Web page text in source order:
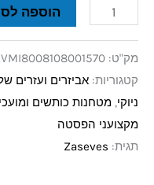
הוספה
מק"ט:
קטגוריות: אביזרים ועזרים
ניוקי, מטחנות כותשים
מקצועני הפסטה
תגית: Zaseves